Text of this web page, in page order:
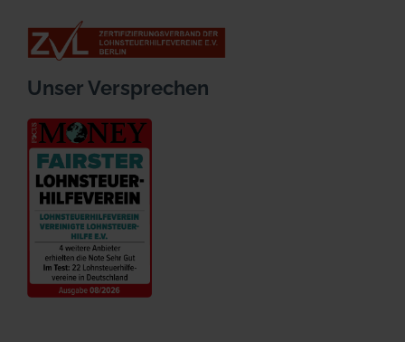
Unser Versprechen